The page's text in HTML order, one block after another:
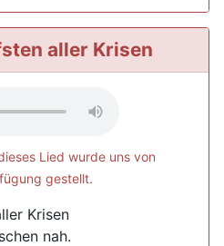
aller Krisen
Lied wurde uns von
gestellt.
Krisen
nah.